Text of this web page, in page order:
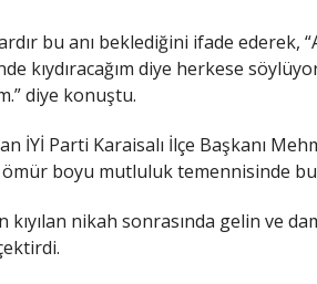
bu anı beklediğini ifade ederek,
kıydıracağım diye herkese
diye konuştu.
İYİ Parti Karaisalı İlçe Başkanı
boyu mutluluk temennisinde
nikah sonrasında gelin ve